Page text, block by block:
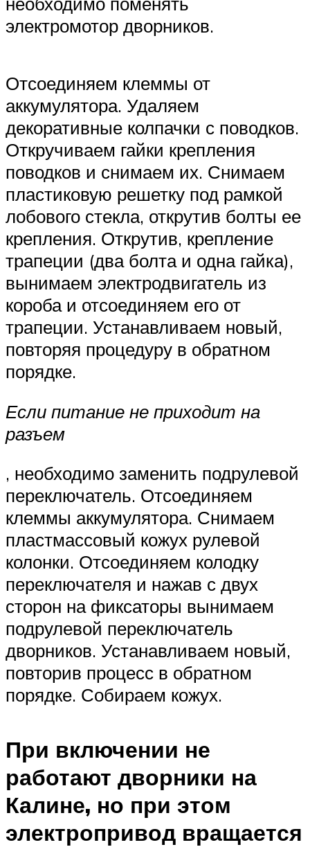
электромотор дворников.
Отсоединяем клеммы от
аккумулятора. Удаляем
декоративные колпачки с поводков.
Откручиваем гайки крепления
поводков и снимаем их. Снимаем
пластиковую решетку под рамкой
лобового стекла, открутив болты ее
крепления. Открутив, крепление
трапеции (два болта и одна гайка),
вынимаем электродвигатель из
короба и отсоединяем его от
трапеции. Устанавливаем новый,
повторяя процедуру в обратном
порядке.
Если питание не приходит на
разъем
, необходимо заменить подрулевой
переключатель. Отсоединяем
клеммы аккумулятора. Снимаем
пластмассовый кожух рулевой
колонки. Отсоединяем колодку
переключателя и нажав с двух
сторон на фиксаторы вынимаем
подрулевой переключатель
дворников. Устанавливаем новый,
повторив процесс в обратном
порядке. Собираем кожух.
При включении не
работают дворники на
Калине, но при этом
электропривод вращается